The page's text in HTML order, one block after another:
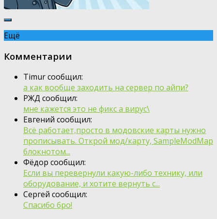
Ещё
Комментарии
Timur сообщил:
а как вообще заходить на сервер по айпи?
РЖД сообщил:
мне кажется это не фикс а вирус\
Евгений сообщил:
Всё работает,просто в модовские карты нужно
прописывать. Открой мод/карту, SampleModMap
блокнотом...
Фёдор сообщил:
Если вы перевернули какую-либо технику, или
оборудование, и хотите вернуть с...
Сергей сообщил:
Спасибо бро!